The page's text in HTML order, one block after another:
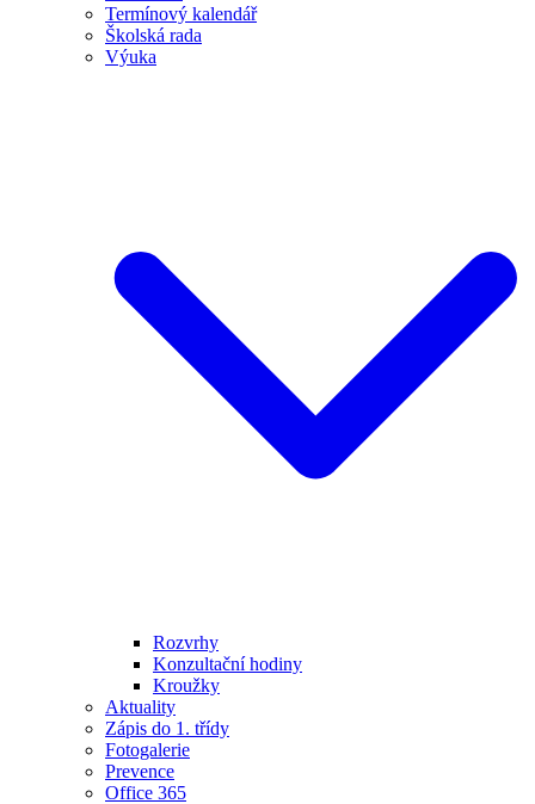
Termínový kalendář
Školská rada
Výuka
Rozvrhy
Konzultační hodiny
Kroužky
Aktuality
Zápis do 1. třídy
Fotogalerie
Prevence
Office 365